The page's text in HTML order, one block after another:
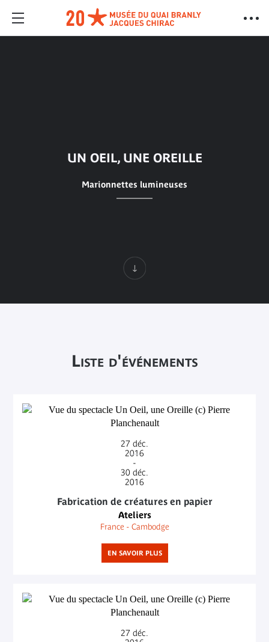
UN OEIL, UNE OREILLE
Marionnettes lumineuses
Liste d'événements
27 déc.
2016
-
30 déc.
2016
Fabrication de créatures en papier
Ateliers
France - Cambodge
EN SAVOIR PLUS
27 déc.